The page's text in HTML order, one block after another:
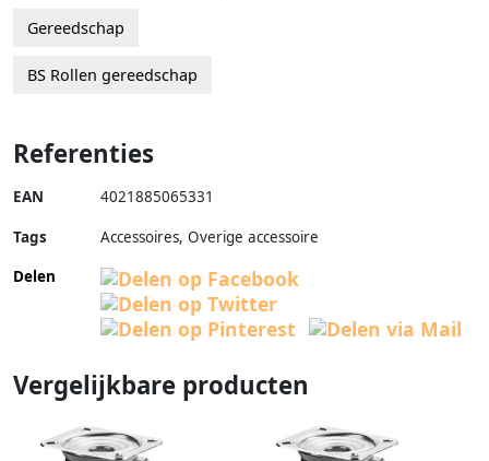
Gereedschap
BS Rollen gereedschap
Referenties
EAN 4021885065331
Tags
Accessoires, Overige accessoire
Delen
Vergelijkbare producten